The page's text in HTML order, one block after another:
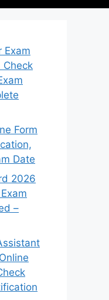
Exam
Check
Form
Date
2026
–